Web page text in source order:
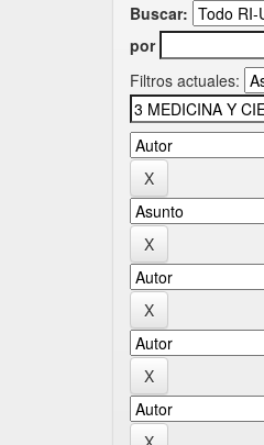
Buscar:
por
Filtros actuales: